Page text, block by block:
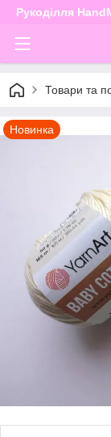
Рукоділля
Товари та
Новинка